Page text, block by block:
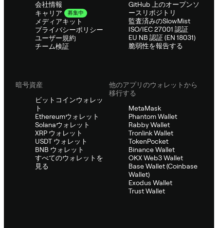
会社情報
キャリア
募集中
メディアキット
プライバシーポリシー
ユーザー規約
チーム検証
GitHub 上のオープンソ
ースリポジトリ
監査済みのSlowMist
ISO/IEC 27001 認証
EU NB 認証 (EN 18031)
脆弱性を報告する
暗号資産
ビットコインウォレッ
ト
Ethereumウォレット
Solanaウォレット
XRP ウォレット
USDT ウォレット
BNB ウォレット
すべてのウォレットを
見る
他のアプリのウォレットから
移行する
MetaMask
Phantom Wallet
Rabby Wallet
Tronlink Wallet
TokenPocket
Binance Wallet
OKX Web3 Wallet
Base Wallet (Coinbase
Wallet)
Exodus Wallet
Trust Wallet